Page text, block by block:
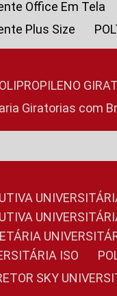
Office Em Tela
Plus Size
Giratorias com
ISO
SKY